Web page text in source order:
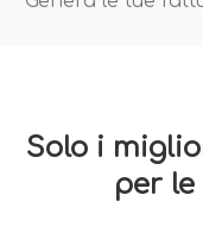
Solo i
per